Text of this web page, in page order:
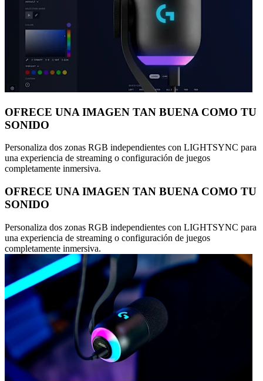
OFRECE UNA IMAGEN TAN BUENA COMO TU
SONIDO
Personaliza dos zonas RGB independientes con LIGHTSYNC para
una experiencia de streaming o configuración de juegos
completamente inmersiva.
OFRECE UNA IMAGEN TAN BUENA COMO TU
SONIDO
Personaliza dos zonas RGB independientes con LIGHTSYNC para
una experiencia de streaming o configuración de juegos
completamente inmersiva.